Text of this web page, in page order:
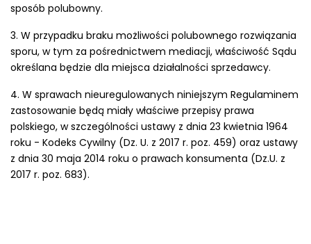
sposób polubowny.
3. W przypadku braku możliwości polubownego rozwiązania
sporu, w tym za pośrednictwem mediacji, właściwość Sądu
określana będzie dla miejsca działalności sprzedawcy.
4. W sprawach nieuregulowanych niniejszym Regulaminem
zastosowanie będą miały właściwe przepisy prawa
polskiego, w szczególności ustawy z dnia 23 kwietnia 1964
roku - Kodeks Cywilny (Dz. U. z 2017 r. poz. 459) oraz ustawy
z dnia 30 maja 2014 roku o prawach konsumenta (Dz.U. z
2017 r. poz. 683).